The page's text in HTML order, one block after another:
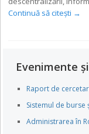
Continuă să citești →
Evenimente
Raport de
Sistemul de
Administrarea în